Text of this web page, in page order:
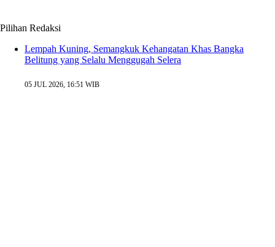
Pilihan Redaksi
Lempah Kuning, Semangkuk Kehangatan Khas Bangka
Belitung yang Selalu Menggugah Selera
05 JUL 2026, 16:51 WIB